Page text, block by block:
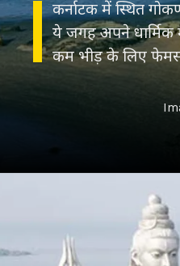
कर्नाटक में स्थित
ये जगह अपने